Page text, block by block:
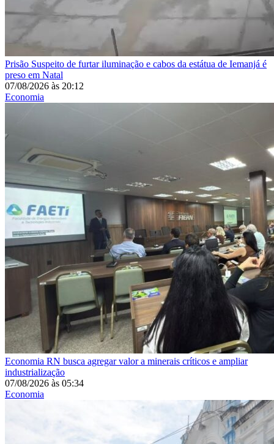
Prisão Suspeito de furtar iluminação e cabos da estátua de Iemanjá é
preso em Natal
07/08/2026 às 20:12
Economia
Economia RN busca agregar valor a minerais críticos e ampliar
industrialização
07/08/2026 às 05:34
Economia